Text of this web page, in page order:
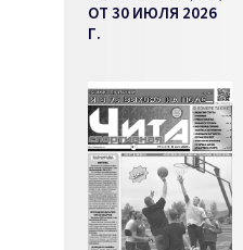
ОТ 30 ИЮЛЯ 2026
Г.